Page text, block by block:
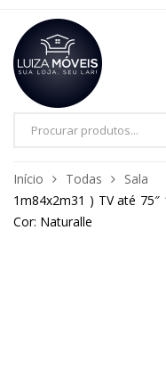
Pesquisa
produtos
Início Todas Sala
1m84x2m31 ) TV até
Cor: Naturalle